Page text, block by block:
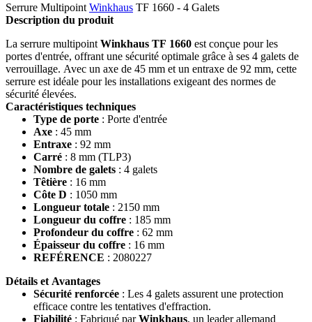
Serrure Multipoint Winkhaus TF 1660 - 4 Galets
Description du produit
La serrure multipoint Winkhaus TF 1660 est conçue pour les
portes d'entrée, offrant une sécurité optimale grâce à ses 4 galets de
verrouillage. Avec un axe de 45 mm et un entraxe de 92 mm, cette
serrure est idéale pour les installations exigeant des normes de
sécurité élevées.
Caractéristiques techniques
Type de porte : Porte d'entrée
Axe : 45 mm
Entraxe : 92 mm
Carré : 8 mm (TLP3)
Nombre de galets : 4 galets
Têtière : 16 mm
Côte D : 1050 mm
Longueur totale : 2150 mm
Longueur du coffre : 185 mm
Profondeur du coffre : 62 mm
Épaisseur du coffre : 16 mm
REFÉRENCE : 2080227
Détails et Avantages
Sécurité renforcée : Les 4 galets assurent une protection
efficace contre les tentatives d'effraction.
Fiabilité : Fabriqué parWinkhaus, un leader allemand